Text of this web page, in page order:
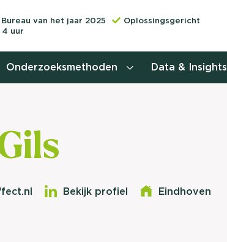
van het jaar 2025
Oplossingsgericht
uur
Customer journey onderzoek
Onderzoeksmethoden Data & Insights
Bekijk profiel Eindhoven